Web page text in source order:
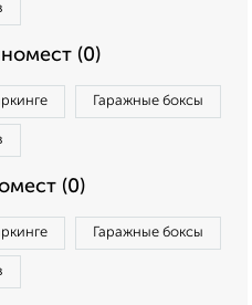
(0)
Гаражные боксы
(0)
Гаражные боксы